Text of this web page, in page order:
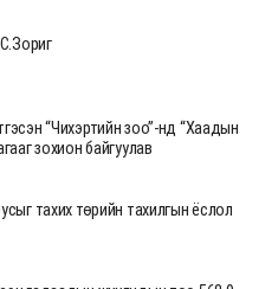
“Чихэртийн зоо”-нд “Хаадын
зохион байгуулав
тахих төрийн тахилгын ёслол